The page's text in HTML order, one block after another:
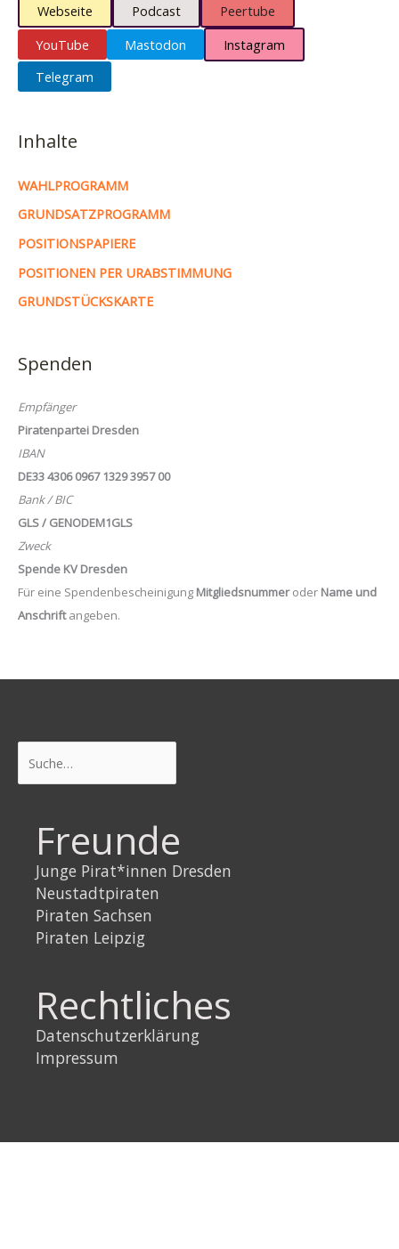
Webseite Podcast
Peertube
YouTube
Mastodon
Instagram
Telegram
Inhalte
WAHLPROGRAMM
GRUNDSATZPROGRAMM
POSITIONSPAPIERE
POSITIONEN PER URABSTIMMUNG
GRUNDSTÜCKSKARTE
Spenden
Empfänger
Piratenpartei Dresden
IBAN
DE33 4306 0967 1329 3957 00
Bank / BIC
GLS / GENODEM1GLS
Zweck
Spende KV Dresden
Für eine Spendenbescheinigung Mitgliedsnummeroder Name und
Anschriftangeben.
Freunde
Junge Pirat*innen Dresden
Neustadtpiraten
Piraten Sachsen
Piraten Leipzig
Rechtliches
Datenschutzerklärung
Impressum